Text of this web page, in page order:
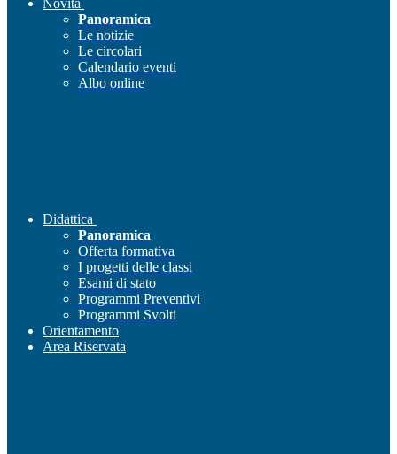
Novità
Panoramica
Le notizie
Le circolari
Calendario eventi
Albo online
Didattica
Panoramica
Offerta formativa
I progetti delle classi
Esami di stato
Programmi Preventivi
Programmi Svolti
Orientamento
Area Riservata